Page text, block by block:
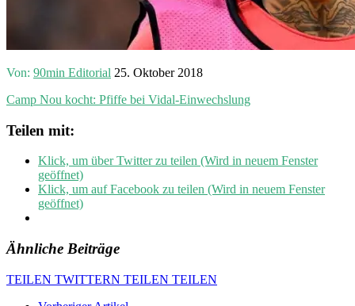
Von: 90min Editorial 25. Oktober 2018
Camp Nou kocht: Pfiffe bei Vidal-Einwechslung
Teilen mit:
Klick, um über Twitter zu teilen (Wird in neuem Fenster
geöffnet)
Klick, um auf Facebook zu teilen (Wird in neuem Fenster
geöffnet)
Ähnliche Beiträge
TEILEN TWITTERN TEILEN TEILEN